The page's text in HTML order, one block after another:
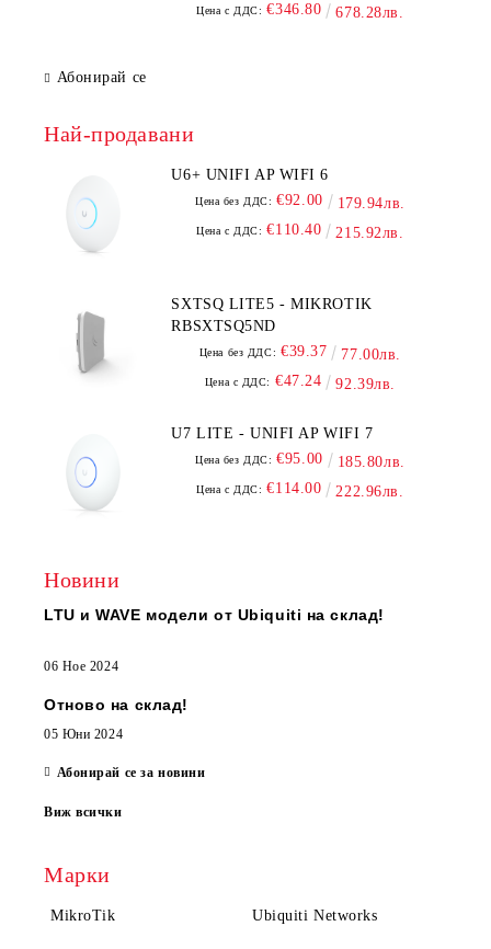
Цена с ДДС: €346.80 678.28лв.
Абонирай се
Най-продавани
U6+ UNIFI AP WIFI 6
Цена без ДДС: €92.00 179.94лв.
Цена с ДДС: €110.40 215.92лв.
SXTSQ LITE5 - MIKROTIK
RBSXTSQ5ND
Цена без ДДС: €39.37 77.00лв.
Цена с ДДС: €47.24 92.39лв.
U7 LITE - UNIFI AP WIFI 7
Цена без ДДС: €95.00 185.80лв.
Цена с ДДС: €114.00 222.96лв.
Новини
LTU и WAVE модели от Ubiquiti на склад!
06 Ное 2024
Отново на склад!
05 Юни 2024
Абонирай се за новини
Виж всички
Марки
MikroTik Ubiquiti Networks